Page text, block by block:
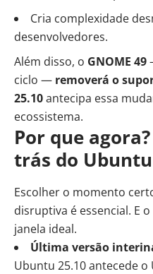
Cria complexidade
desenvolvedores.
Além disso, o GNOME 49
ciclo — removerá o
25.10antecipa essa
ecossistema.
Por que
trás do
Escolher o momento
disruptiva é essencial. E
janela ideal.
Última versão
Ubuntu 25.10 antecede